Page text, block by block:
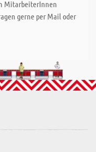
MitarbeiterInnen
gerne per Mail oder